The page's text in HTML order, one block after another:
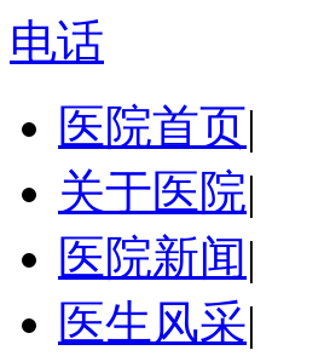
电话
医院首页|
关于医院|
医院新闻|
医生风采|